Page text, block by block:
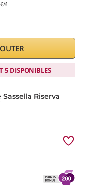
€/ℓ
5 DISPONIBLES
Riserva